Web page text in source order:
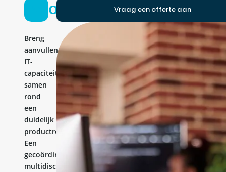
Ontwikkelteam
Breng
aanvullende
IT-
capaciteit
samen
rond
een
duidelijk
productresultaat.
Een
gecoördineerd
multidisciplinair
Vraag een offerte aan